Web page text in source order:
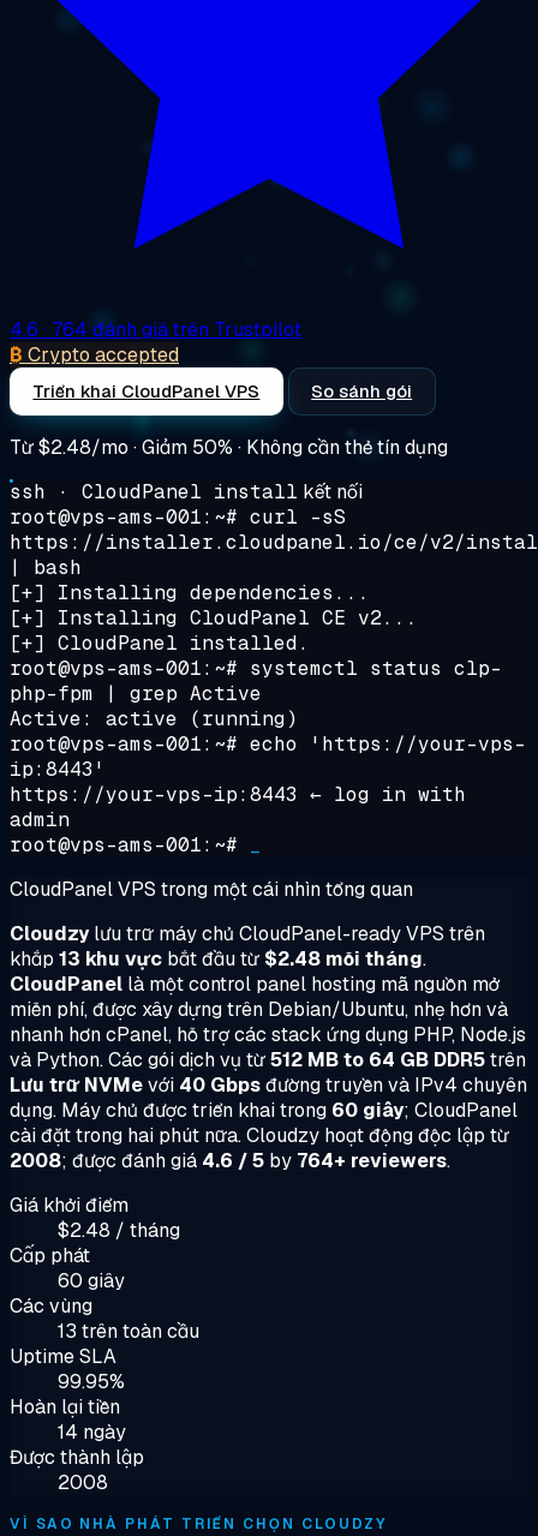
4.6 · 764 đánh giá trên Trustpilot
₿ Crypto accepted
Triển khai CloudPanel VPS So sánh gói
Từ$2.48/mo · Giảm 50% · Không cần thẻ tín dụng
ssh · CloudPanel install kết nối
root@vps-ams-001:~# curl -sS
https://installer.cloudpanel.io/ce/v2/
| bash
[+] Installing dependencies...
[+] Installing CloudPanel CE v2...
[+] CloudPanel installed.
root@vps-ams-001:~# systemctl status clp-
php-fpm | grep Active
Active: active (running)
root@vps-ams-001:~# echo 'https://your-vps-
ip:8443'
https://your-vps-ip:8443 ← log in with
admin
root@vps-ams-001:~#
CloudPanel VPS trong một cái nhìn tổng quan
Cloudzylưu trữ máy chủ CloudPanel-ready VPS trên
khắp 13 khu vực bắt đầu từ $2.48 mỗi tháng.
CloudPanel là một control panel hosting mã nguồn mở
miễn phí, được xây dựng trên Debian/Ubuntu, nhẹ hơn và
nhanh hơn cPanel, hỗ trợ các stack ứng dụng PHP, Node.js
và Python. Các gói dịch vụ từ512 MB to 64 GB DDR5trên
Lưu trữ NVMevới 40 Gbpsđường truyền và IPv4 chuyên
dụng. Máy chủ được triển khai trong 60 giây; CloudPanel
cài đặt trong hai phút nữa. Cloudzy hoạt động độc lập từ
2008; được đánh giá 4.6 / 5 by 764+ reviewers.
Giá khởi điểm
$2.48 / tháng
Cấp phát
60 giây
Các vùng
13 trên toàn cầu
Uptime SLA
99.95%
Hoàn lại tiền
14 ngày
Được thành lập
2008
VÌ SAO NHÀ PHÁT TRIỂN CHỌN CLOUDZY